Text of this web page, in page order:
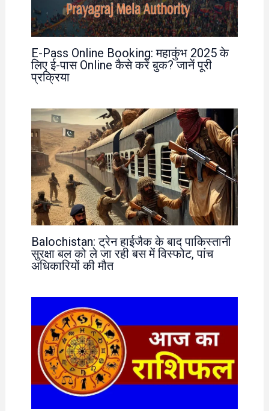
E-Pass Online Booking: महाकुंभ 2025 के
लिए ई-पास Online कैसे करें बुक? जानें पूरी
प्रक्रिया
Balochistan: ट्रेन हाईजैक के बाद पाकिस्तानी
सुरक्षा बल को ले जा रही बस में विस्फोट, पांच
अधिकारियों की मौत